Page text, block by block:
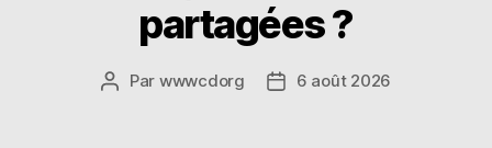
partagées ?
Auteur
Par wwwcdorg
Date6 août 2026